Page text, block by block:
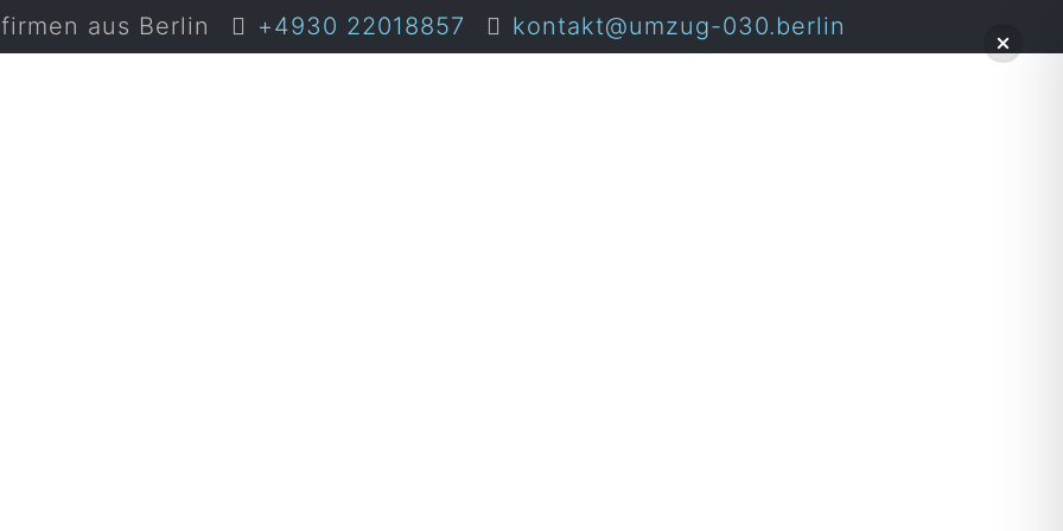
aus Berlin +4930 22018857 kontakt@umzug-030.berlin